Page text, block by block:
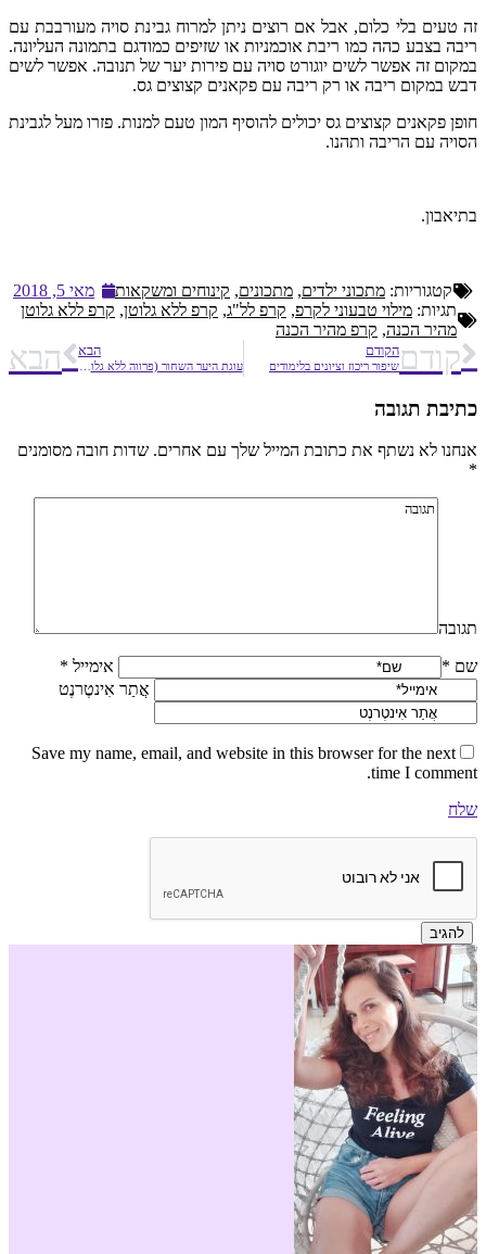
זה טעים בלי כלום, אבל אם רוצים ניתן למרוח גבינת סויה מעורבבת עם
ריבה בצבע כהה כמו ריבת אוכמניות או שזיפים כמודגם בתמונה העליונה.
במקום זה אפשר לשים יוגורט סויה עם פירות יער של תנובה. אפשר לשים
דבש במקום ריבה או רק ריבה עם פקאנים קצוצים גס.
חופן פקאנים קצוצים גס יכולים להוסיף המון טעם למנות. פזרו מעל לגבינת
הסויה עם הריבה ותהנו.
בתיאבון.
קטגוריות: מתכוני ילדים, מתכונים, קינוחים ומשקאות
מאי 5, 2018
תגיות: מילוי טבעוני לקרפ, קרפ לל"ג, קרפ ללא גלוטן, קרפ ללא גלוטן
מהיר הכנה, קרפ מהיר הכנה
קודםהקודם
שיפור ריכוז וציונים בלימודים
הבא הבא
כתיבת תגובה
אנחנו לא נשתף את כתובת המייל שלך עם אחרים. שדות חובה מסומנים
*
תגובה
שם *
אימייל *
אֲתַר אִינטֶרנֶט
Save my name, email, and website in this browser for the next
time I comment.
שלח